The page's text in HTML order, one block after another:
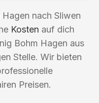
nach Sliwen
Kosten auf dich
Bohm Hagen aus
Stelle. Wir bieten
Preisen.